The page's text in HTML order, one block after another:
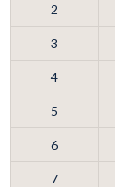
2
3
4
5
6
7